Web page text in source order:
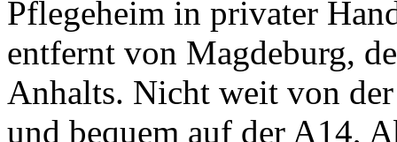
Pflegeheim in privater
entfernt von Magdeburg,
Anhalts. Nicht weit von
und bequem auf der A14,